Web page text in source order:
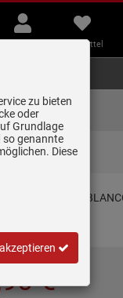
Mein
Konto
Merkzettel
aufklappen
Merkzettel
Lieferung zum
Wunschtermin
90 €
zu bieten
oder
Grundlage
so genannte
Diese